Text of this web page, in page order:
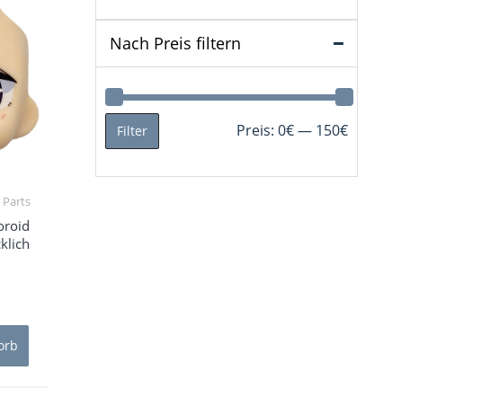
Parts
Nach Preis filtern
Min.
Max.
Filter Preis: 0€— 150€